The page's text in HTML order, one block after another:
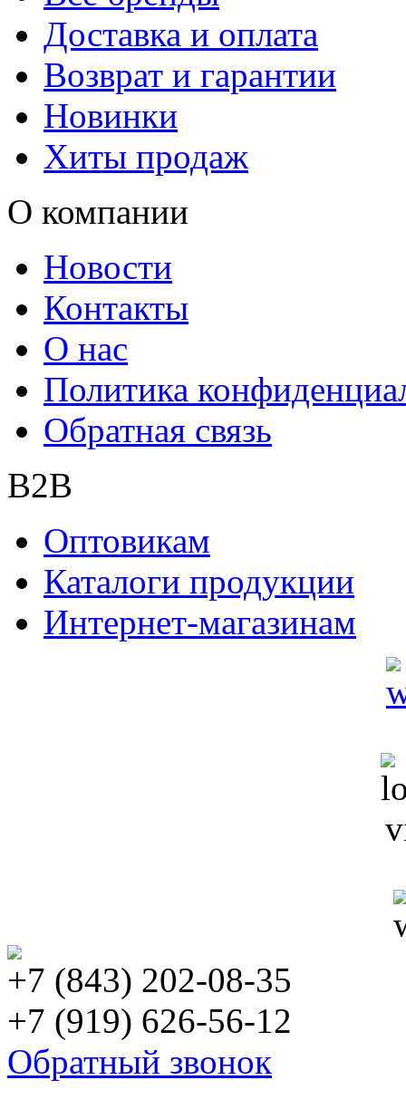
Доставка и оплата
Возврат и гарантии
Новинки
Хиты продаж
О компании
Новости
Контакты
О нас
Политика
Обратная связь
B2B
Оптовикам
Каталоги продукции
Интернет-магазинам
+7 (843) 202-08-35
+7 (919) 626-56-12
Обратный звонок